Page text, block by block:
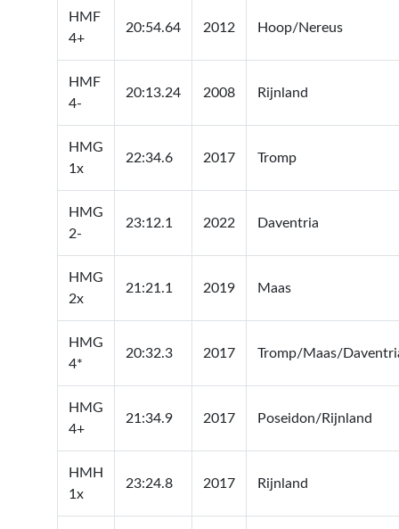
HMF
4+
20:54.64 2012 Hoop/Nereus
HMF
4-
20:13.24 2008 Rijnland
HMG
1x
22:34.6 2017 Tromp
HMG
2-
23:12.1 2022 Daventria
HMG
2x
21:21.1 2019 Maas
HMG
4*
20:32.3 2017 Tromp/Maas/
HMG
4+
21:34.9 2017 Poseidon/Rijnland
HMH
1x
23:24.8 2017 Rijnland